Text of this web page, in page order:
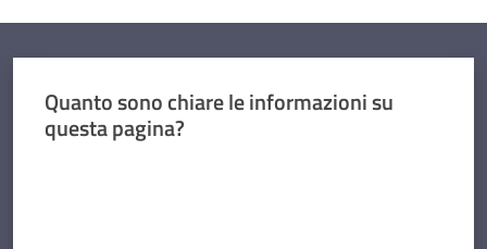
Quanto sono chiare le informazioni su
questa pagina?